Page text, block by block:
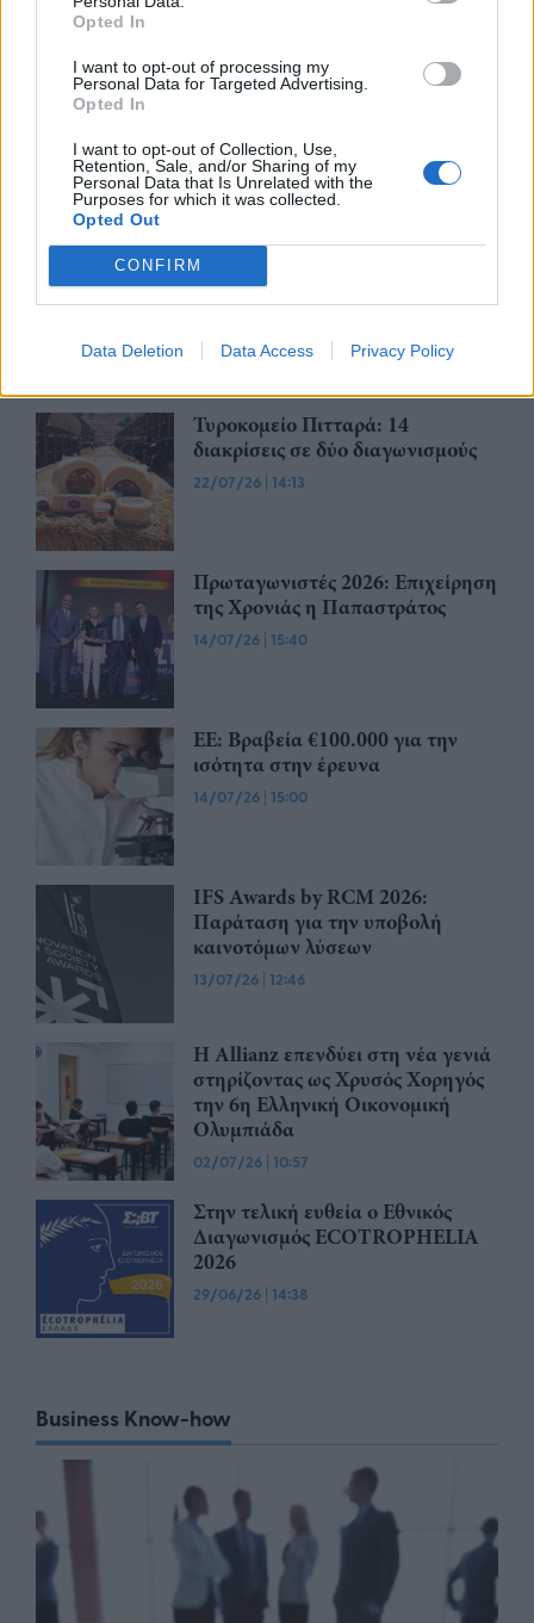
Opted In
I want to opt-out of processing my
Personal Data for Targeted Advertising.
Opted In
I want to opt-out of Collection, Use,
Retention, Sale, and/or Sharing of my
Personal Data that Is Unrelated with the
Purposes for which it was collected.
Opted Out
CONFIRM
Data Deletion Data Access Privacy Policy
Περισσότερα από το
FinQuest 2026: Η Alpha Bank
ευρωπαϊκό startup οικοσύστημα
να διαμορφώσει μαζί της το
μέλλον του ελληνικού banking
Η ΕΤΑΔ προκηρύσσει
διαγωνισμό για την εκμίσθωση
Μαραθώνα
Τυροκομείο Πιτταρά: 14
διακρίσεις σε δύο διαγωνισμούς
22/07/26 | 14:13
Πρωταγωνιστές 2026: Επιχείρηση
της Χρονιάς η Παπαστράτος
14/07/26 | 15:40
ΕΕ: Βραβεία €100.000 για την
ισότητα στην έρευνα
14/07/26 | 15:00
IFS Awards by RCM 2026:
Παράταση για την υποβολή
καινοτόμων λύσεων
13/07/26 | 12:46
Η Allianz επενδύει στη νέα γενιά
στηρίζοντας ως Χρυσός Χορηγός
την 6η Ελληνική Οικονομική
Ολυμπιάδα
02/07/26 | 10:57
Στην τελική ευθεία ο Εθνικός
Διαγωνισμός ECOTROPHELIA
2026
29/06/26 | 14:38
Business Know-how